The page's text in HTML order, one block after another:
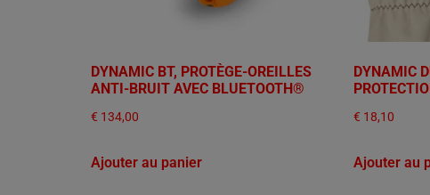
DYNAMIC BT, PROTÈGE-OREILLES
ANTI-BRUIT AVEC BLUETOOTH®
€ 134,00
Ajouter au panier
DYNAMIC
€ 18,10
Ajouter au